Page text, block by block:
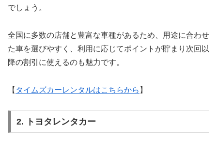
でしょう。
全国に多数の店舗と豊富な車種があるため、用途に合わせ
た車を選びやすく、利用に応じてポイントが貯まり次回以
降の割引に使えるのも魅力です。
【 タイムズカーレンタルはこちらから 】
2. トヨタレンタカー